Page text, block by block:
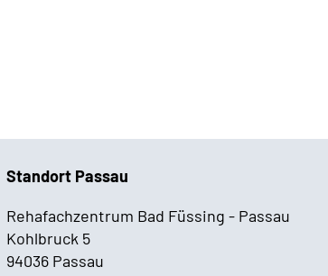
Standort Passau
Rehafachzentrum Bad Füssing - Passau
Kohlbruck 5
94036 Passau